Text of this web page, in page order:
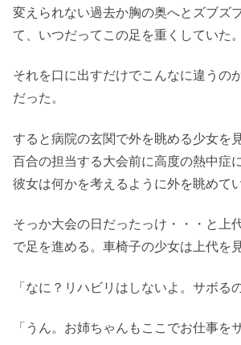
変えられない過去か胸の奥へとズブズ
て、いつだってこの足を重くしていた。
それを口に出すだけでこんなに違うの
だった。
すると病院の玄関で外を眺める少女を
百合の担当する大会前に高度の熱中症
彼女は何かを考えるように外を眺めてい
そっか大会の日だったっけ・・・と上
で足を進める。車椅子の少女は上代を
「なに？リハビリはしないよ。サボる
「うん。お姉ちゃんもここでお仕事を